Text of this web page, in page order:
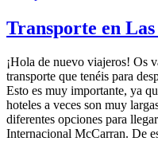
Transporte en Las
¡Hola de nuevo viajeros! Os
transporte que tenéis para
Esto es muy importante, ya
hoteles a veces son muy
diferentes opciones para
Internacional McCarran. De